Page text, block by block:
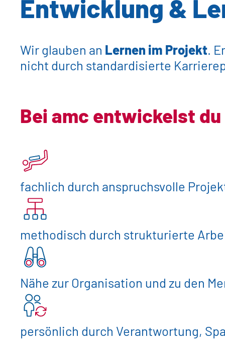
Entwicklung &
Wir glauben an Lernen im Projekt.
nicht durch standardisierte
Bei amc entwickelst
fachlich durch anspruchsvolle
methodisch durch strukturierte
Nähe zur Organisation und zu den
persönlich durch Verantwortung,